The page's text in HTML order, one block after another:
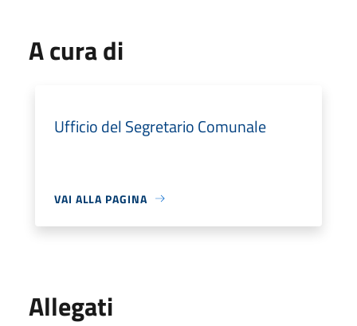
A cura di
Ufficio del Segretario Comunale
VAI ALLA PAGINA
Allegati